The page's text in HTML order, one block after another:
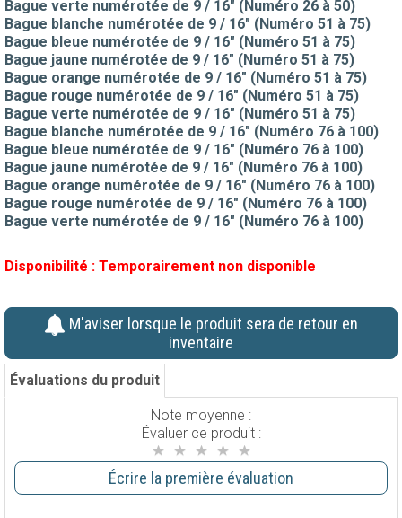
Bague verte numérotée de 9 / 16" (Numéro 26 à 50)
Bague blanche numérotée de 9 / 16" (Numéro 51 à 75)
Bague bleue numérotée de 9 / 16" (Numéro 51 à 75)
Bague jaune numérotée de 9 / 16" (Numéro 51 à 75)
Bague orange numérotée de 9 / 16" (Numéro 51 à 75)
Bague rouge numérotée de 9 / 16" (Numéro 51 à 75)
Bague verte numérotée de 9 / 16" (Numéro 51 à 75)
Bague blanche numérotée de 9 / 16" (Numéro 76 à 100)
Bague bleue numérotée de 9 / 16" (Numéro 76 à 100)
Bague jaune numérotée de 9 / 16" (Numéro 76 à 100)
Bague orange numérotée de 9 / 16" (Numéro 76 à 100)
Bague rouge numérotée de 9 / 16" (Numéro 76 à 100)
Bague verte numérotée de 9 / 16" (Numéro 76 à 100)
Disponibilité : Temporairement non disponible
M'aviser lorsque le produit sera de retour en
inventaire
Évaluations du produit
Note moyenne :
Évaluer ce produit :
Écrire la première évaluation